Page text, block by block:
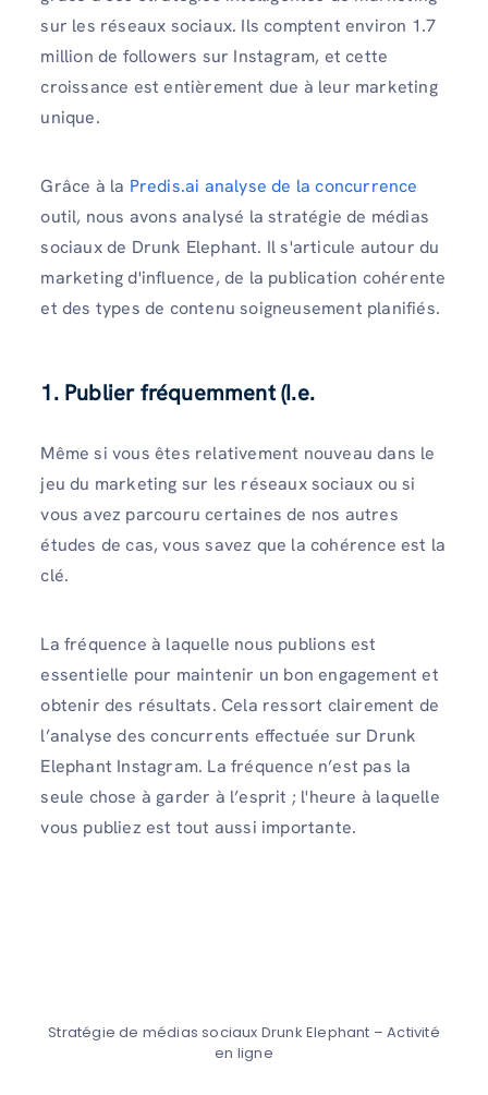
sur les réseaux sociaux. Ils comptent environ 1.7
million de followers sur Instagram, et cette
croissance est entièrement due à leur marketing
unique.
Grâce à la Predis.ai analyse de la concurrence
outil, nous avons analysé la stratégie de médias
sociaux de Drunk Elephant. Il s'articule autour du
marketing d'influence, de la publication cohérente
et des types de contenu soigneusement planifiés.
1. Publier fréquemment(I.e.
Même si vous êtes relativement nouveau dans le
jeu du marketing sur les réseaux sociaux ou si
vous avez parcouru certaines de nos autres
études de cas, vous savez que la cohérence est la
clé.
La fréquence à laquelle nous publions est
essentielle pour maintenir un bon engagement et
obtenir des résultats. Cela ressort clairement de
l’analyse des concurrents effectuée sur Drunk
Elephant Instagram. La fréquence n’est pas la
seule chose à garder à l’esprit ; l'heure à laquelle
vous publiez est tout aussi importante.
Stratégie de médias sociaux Drunk Elephant – Activité
en ligne